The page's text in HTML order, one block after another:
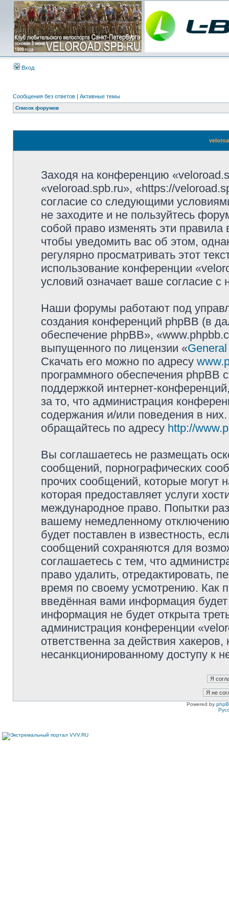
Вход
Сообщения без ответов | Активные темы
Список форумов
Заходя на конференцию
«veloroad.spb.ru», «https://
согласие со следующими
не заходите и не пользуйтесь
собой право изменять эти
чтобы уведомить вас об этом,
регулярно просматривать этот
использование конференции
условий означает ваше согласие с
Наши форумы работают под
создания конференций phpBB (в
обеспечение phpBB»,
выпущенного по лицензии «
Скачать его можно по адресу
программного обеспечения phpBB
поддержкой интернет-
за то, что администрация
содержания и/или поведения в
обращайтесь по адресу http://
Вы соглашаетесь не размещать
сообщений, порнографических
прочих сообщений, которые могут
которая предоставляет услуги
международное право. Попытки
вашему немедленному
будет поставлен в известность,
сообщений сохраняются для
соглашаетесь с тем, что
право удалить, отредактировать,
время по своему усмотрению. Как
введённая вами информация
информация не будет открыта
администрация конференции
ответственна за действия
несанкционированному доступу к
Powered by